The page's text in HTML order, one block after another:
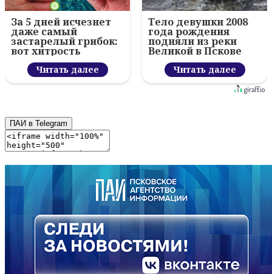
За 5 дней исчезнет
даже самый
застарелый грибок:
вот хитрость
Читать далее
Тело девушки 2008
года рождения
подняли из реки
Великой в Пскове
Читать далее
ПАИ в Telegram